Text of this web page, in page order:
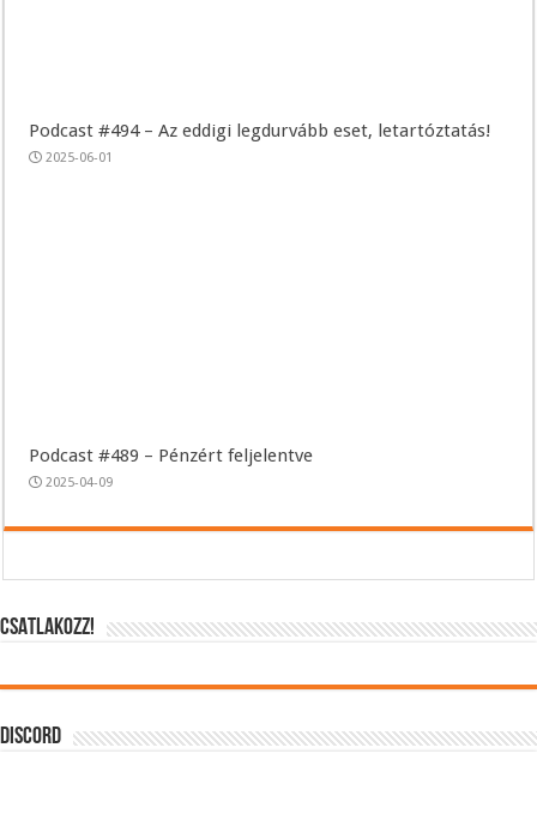
Podcast #494 – Az eddigi legdurvább eset, letartóztatás!
2025-06-01
Podcast #489 – Pénzért feljelentve
2025-04-09
CSATLAKOZZ!
DISCORD